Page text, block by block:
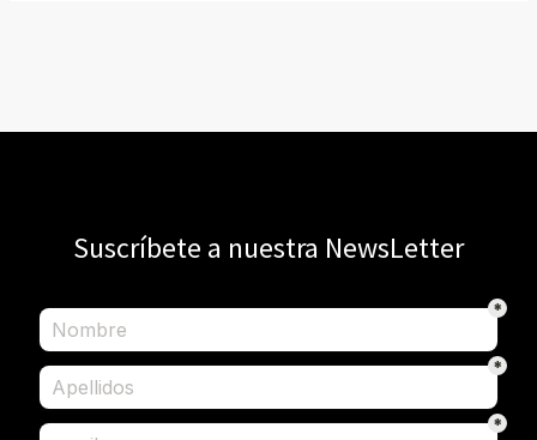
Suscríbete a nuestra NewsLetter